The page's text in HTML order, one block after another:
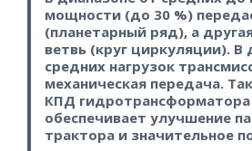
мощности (до 30 %)
(планетарный ряд), а
ветвь (круг циркуляции).
средних нагрузок
механическая передача.
КПД
обеспечивает улучшение
трактора и значительное